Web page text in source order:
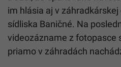
im hlásia aj v
sídliska Baničné. Na
videozázname z fotopasce
priamo v záhradách